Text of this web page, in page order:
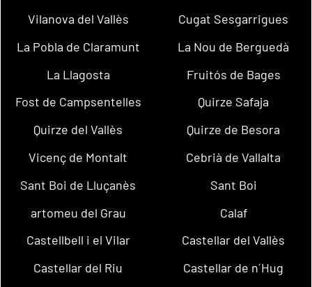
Vilanova del Vallès
Cugat Sesgarrigues
La Pobla de Claramunt
La Nou de Berguedà
La Llagosta
Fruitós de Bages
Fost de Campsentelles
Quirze Safaja
Quirze del Vallès
Quirze de Besora
Vicenç de Montalt
Cebrià de Vallalta
Sant Boi de Lluçanès
Sant Boi
artomeu del Grau
Calaf
Castellbell i el Vilar
Castellar del Vallès
Castellar del Riu
Castellar de n´Hug